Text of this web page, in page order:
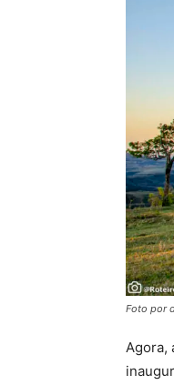
Foto por
Agora,